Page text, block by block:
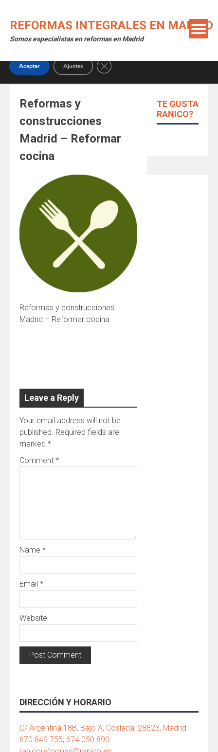
content
REFORMAS INTEGRALES EN MADRID
Somos especialistas en reformas en Madrid
Reformas y
construcciones
Madrid – Reformar
cocina
Reformas y construcciones
Madrid – Reformar cocina
Leave a Reply
Your email address will not be
published. Required fields are
marked *
Comment *
Name *
Email *
Website
TE GUSTA
RANICO?
DIRECCIÓN Y HORARIO
C/ Argentina 18B, Bajo A, Coslada, 28823, Madrid
670 849 755; 674 050 890
nuestra web.
Puedes aprender más sobre qué cookies utilizamos o
desactivarlas en losajustes.
Aceptar Ajustes Close GDPR Cookie Banner